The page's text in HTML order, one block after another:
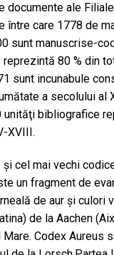
documente ale
între care 1778 de
sunt manuscrise-
80 % din
sunt incunabule
a secolului
unităţi bibliografice
XVIII.
cel mai vechi
un fragment de
de aur şi culori
de la Aachen
Mare. Codex Aureus